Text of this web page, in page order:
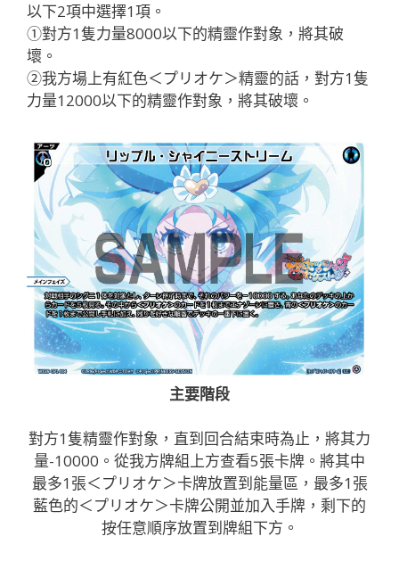
以下2項中選擇1項。
①對方1隻力量8000以下的精靈作對象，將其破
壞。
②我方場上有紅色＜プリオケ＞精靈的話，對方1隻
力量12000以下的精靈作對象，將其破壞。
主要階段
對方1隻精靈作對象，直到回合結束時為止，將其力
量-10000。從我方牌組上方查看5張卡牌。將其中
最多1張＜プリオケ＞卡牌放置到能量區，最多1張
藍色的＜プリオケ＞卡牌公開並加入手牌，剩下的
按任意順序放置到牌組下方。